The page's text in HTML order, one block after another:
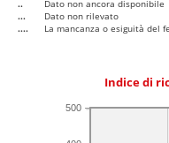
..
Dato non ancora disponibile
...
Dato non rilevato
....
La mancanza o esiguità del
Indice di
500